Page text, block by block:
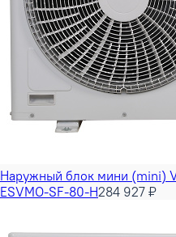
Наружный блок мини (mini)
ESVMO-SF-80-H284 927 ₽